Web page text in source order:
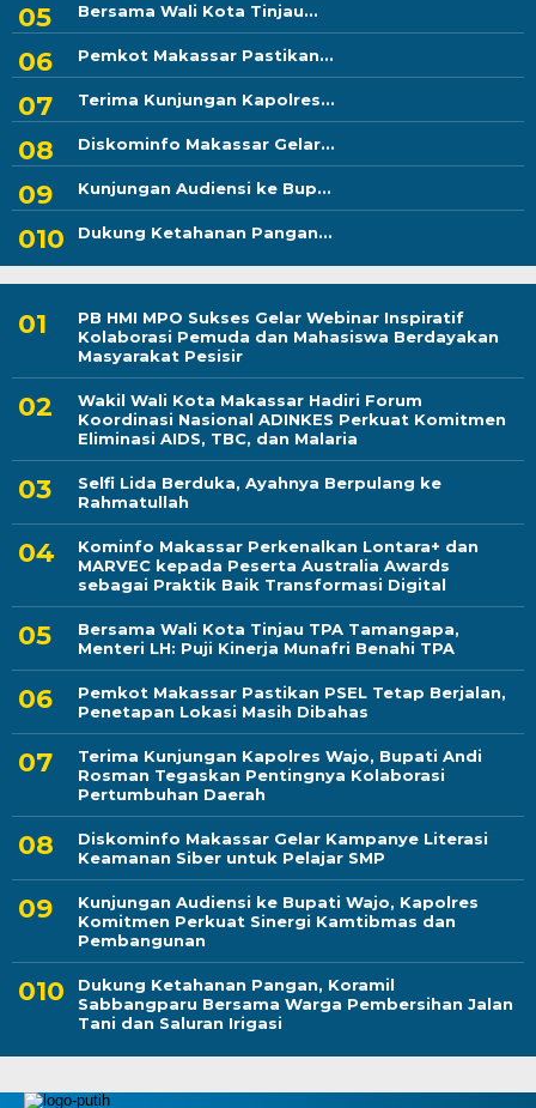
Bersama Wali Kota Tinjau...
Pemkot Makassar Pastikan...
Terima Kunjungan Kapolres...
Diskominfo Makassar Gelar...
Kunjungan Audiensi ke Bup...
Dukung Ketahanan Pangan...
PB HMI MPO Sukses Gelar Webinar Inspiratif
Kolaborasi Pemuda dan Mahasiswa Berdayakan
Masyarakat Pesisir
Wakil Wali Kota Makassar Hadiri Forum
Koordinasi Nasional ADINKES Perkuat Komitmen
Eliminasi AIDS, TBC, dan Malaria
Selfi Lida Berduka, Ayahnya Berpulang ke
Rahmatullah
Kominfo Makassar Perkenalkan Lontara+ dan
MARVEC kepada Peserta Australia Awards
sebagai Praktik Baik Transformasi Digital
Bersama Wali Kota Tinjau TPA Tamangapa,
Menteri LH: Puji Kinerja Munafri Benahi TPA
Pemkot Makassar Pastikan PSEL Tetap Berjalan,
Penetapan Lokasi Masih Dibahas
Terima Kunjungan Kapolres Wajo, Bupati Andi
Rosman Tegaskan Pentingnya Kolaborasi
Pertumbuhan Daerah
Diskominfo Makassar Gelar Kampanye Literasi
Keamanan Siber untuk Pelajar SMP
Kunjungan Audiensi ke Bupati Wajo, Kapolres
Komitmen Perkuat Sinergi Kamtibmas dan
Pembangunan
Dukung Ketahanan Pangan, Koramil
Sabbangparu Bersama Warga Pembersihan Jalan
Tani dan Saluran Irigasi